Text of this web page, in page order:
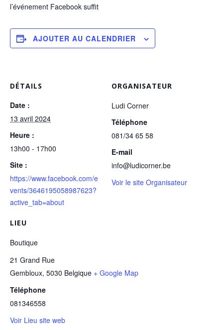
l’événement Facebook suffit
AJOUTER AU CALENDRIER
DÉTAILS
Date :
13 avril 2024
Heure :
13h00 - 17h00
Site :
https://www.facebook.com/e
vents/3646195058987623?
active_tab=about
LIEU
Boutique
21 Grand Rue
Gembloux, 5030 Belgique + Google Map
Téléphone
081346558
Voir Lieu site web
ORGANISATEUR
Ludi Corner
Téléphone
081/34 65 58
E-mail
info@ludicorner.be
Voir le site Organisateur